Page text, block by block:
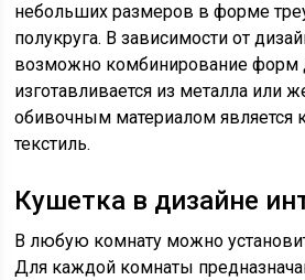
небольших размеров в форме
полукруга. В зависимости от
возможно комбинирование форм
изготавливается из металла или
обивочным материалом является
текстиль.
Кушетка в дизайне
В любую комнату можно
Для каждой комнаты